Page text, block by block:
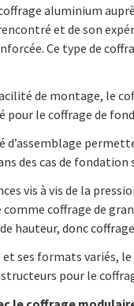
aluminium
et de son
Ce type de
de montage, le
pour le coffrage de
des cas de fondation
vis à vis de la
coffrage de
hauteur, donc
et ses formats variés,
pour le